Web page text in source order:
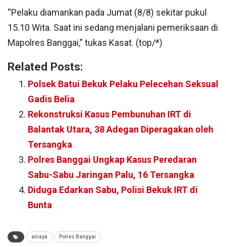
“Pelaku diamankan pada Jumat (8/8) sekitar pukul
15.10 Wita. Saat ini sedang menjalani pemeriksaan di
Mapolres Banggai,” tukas Kasat. (top/*)
Related Posts:
Polsek Batui Bekuk Pelaku Pelecehan Seksual
Gadis Belia
Rekonstruksi Kasus Pembunuhan IRT di
Balantak Utara, 38 Adegan Diperagakan oleh
Tersangka
Polres Banggai Ungkap Kasus Peredaran
Sabu-Sabu Jaringan Palu, 16 Tersangka
Diduga Edarkan Sabu, Polisi Bekuk IRT di
Bunta
aniaya Polres Banggai